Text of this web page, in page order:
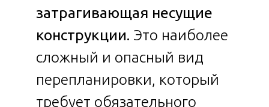
затрагивающая несущие
конструкции. Это наиболее
сложный и опасный вид
перепланировки, который
требует обязательного